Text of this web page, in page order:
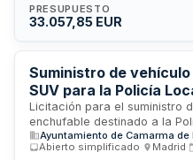
garantía. El vehículo debe
mínima de 120 caballos de
funcional, técnico y
PRESUPUESTO
33.057,85 EUR
Suministro de
SUV para la Policía
Camarma de
Licitación para el suministro
enchufable destinado a la
Camarma de Esteruelas. El
necesarios para la correcta
Ayuntamiento de Camarma de
Abierto simplificado
Madrid